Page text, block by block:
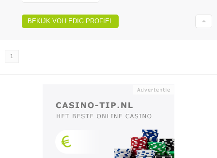
BEKIJK VOLLEDIG PROFIEL
1